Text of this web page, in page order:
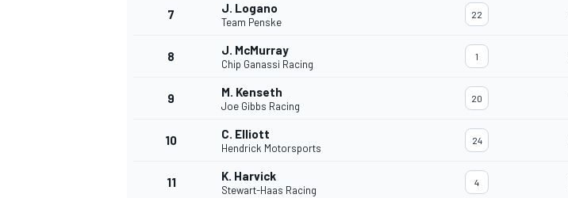
7 J. Logano
Team Penske
22
8 J. McMurray
Chip Ganassi Racing
1
9 M. Kenseth
Joe Gibbs Racing
20
10 C. Elliott
Hendrick Motorsports
24
11 K. Harvick
Stewart-Haas Racing
4